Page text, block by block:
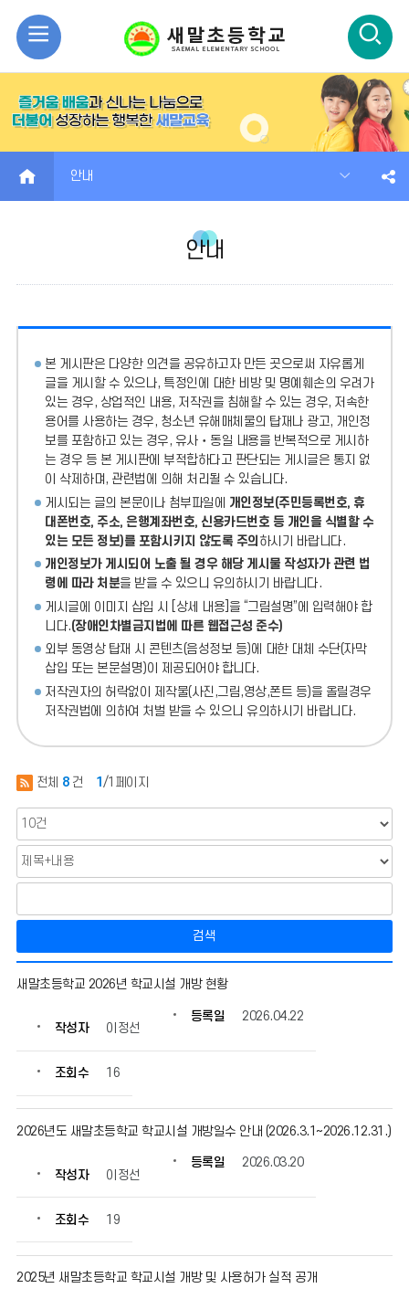
모
바
일
메
뉴
검
색
열
기
HOME 안내
안내
본 게시판은 다양한 의견을 공유하고자 만든 곳으로써 자유롭게
글을 게시할 수 있으나, 특정인에 대한 비방 및 명예훼손의 우려가
있는 경우, 상업적인 내용, 저작권을 침해할 수 있는 경우, 저속한
용어를 사용하는 경우, 청소년 유해매체물의 탑재나 광고, 개인정
보를 포함하고 있는 경우, 유사‧동일 내용을 반복적으로 게시하
는 경우 등 본 게시판에 부적합하다고 판단되는 게시글은 통지 없
이 삭제하며, 관련법에 의해 처리될 수 있습니다.
게시되는 글의 본문이나 첨부파일에 개인정보(주민등록번호, 휴
대폰번호, 주소, 은행계좌번호, 신용카드번호 등 개인을 식별할 수
있는 모든 정보)를 포함시키지 않도록 주의 하시기 바랍니다.
개인정보가 게시되어 노출 될 경우 해당 게시물 작성자가 관련 법
령에 따라 처분을 받을 수 있으니 유의하시기 바랍니다.
게시글에 이미지 삽입 시 [상세 내용]을 “그림설명”에 입력해야 합
니다.(장애인차별금지법에 따른 웹접근성 준수)
외부 동영상 탑재 시 콘텐츠(음성정보 등)에 대한 대체 수단(자막
삽입 또는 본문설명)이 제공되어야 합니다.
저작권자의 허락없이 제작물(사진,그림,영상,폰트 등)을 올릴경우
저작권법에 의하여 처벌 받을 수 있으니 유의하시기 바랍니다.
전체 8 건 1 /1페이지
검색
내
시
호,
제
록
일,
조
새말초등학교 2026년 학교시설 개방 현황
작성자 이정선
등록일 2026.04.22
조회수 16
2026년도 새말초등학교 학교시설 개방일수 안내 (2026.3.1~2026.12.31.)
작성자 이정선
등록일 2026.03.20
조회수 19
2025년 새말초등학교 학교시설 개방 및 사용허가 실적 공개